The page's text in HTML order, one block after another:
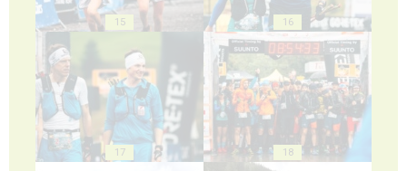
15 16
17 18